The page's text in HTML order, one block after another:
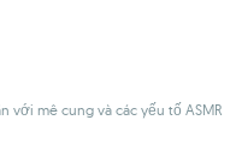
với mê cung và các yếu tố ASMR